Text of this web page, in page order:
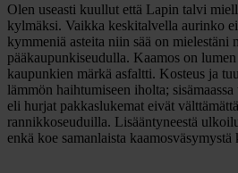
Olen useasti kuullut että Lapin talvi
kylmäksi. Vaikka keskitalvella aurinko
kymmeniä asteita niin sää on mielestäni
pääkaupunkiseudulla. Kaamos on
kaupunkien märkä asfaltti. Kosteus ja
lämmön haihtumiseen iholta;
eli hurjat pakkaslukemat eivät
rannikkoseuduilla. Lisääntyneestä
enkä koe samanlaista kaamosväsymystä